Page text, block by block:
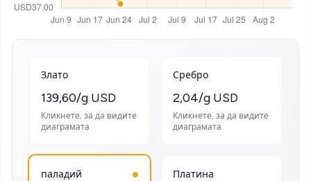
Злато
139,60/g USD
Кликнете, за да видите
диаграмата
Сребро
2,04/g USD
Кликнете, за да видите
диаграмата
паладий Платина